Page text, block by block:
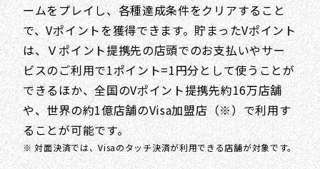
ームをプレイし、各種達成条件をクリアすること
で、Vポイントを獲得できます。貯まったVポイント
は、Ｖポイント提携先の店頭でのお支払いやサー
ビスのご利用で1ポイント=1円分として使うことが
できるほか、全国のVポイント提携先約16万店舗
や、世界の約1億店舗のVisa加盟店（※）で利用す
ることが可能です。
※ 対面決済では、Visaのタッチ決済が利用できる店舗が対象です。